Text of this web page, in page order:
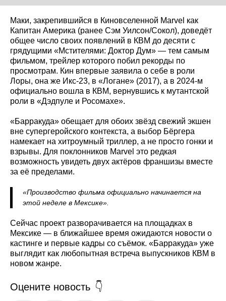
Маки, закрепившийся в Киновселенной Marvel как
Капитан Америка (ранее Сэм Уилсон/Сокол), доведёт
общее число своих появлений в КВМ до десяти с
грядущими «Мстителями: Доктор Дум» — тем самым
фильмом, трейлер которого побил рекорды по
просмотрам. Кин впервые заявила о себе в роли
Лоры, она же Икс‑23, в «Логане» (2017), а в 2024‑м
официально вошла в КВМ, вернувшись к мутантской
роли в «Дэдпуле и Росомахе».
«Барракуда» обещает для обоих звёзд свежий экшен
вне супергеройского контекста, а выбор Бёргера
намекает на хитроумный триллер, а не просто гонки и
взрывы. Для поклонников Marvel это редкая
возможность увидеть двух актёров франшизы вместе
за её пределами.
«Производство фильма официально начинается на
этой неделе в Мексике».
Сейчас проект разворачивается на площадках в
Мексике — в ближайшее время ожидаются новости о
кастинге и первые кадры со съёмок. «Барракуда» уже
выглядит как любопытная встреча выпускников КВМ в
новом жанре.
Оцените новость